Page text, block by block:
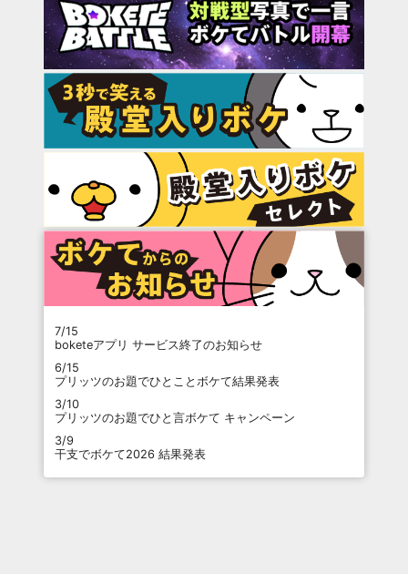
7/15
boketeアプリ サービス終了のお知らせ
6/15
プリッツのお題でひとことボケて結果発表
3/10
プリッツのお題でひと言ボケて キャンペーン
3/9
干支でボケて2026 結果発表